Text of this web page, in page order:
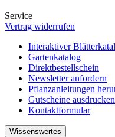
Service
Vertrag widerrufen
Interaktiver
Gartenkatalog
Direktbestellschein
Newsletter anfordern
Pflanzanleitungen
Gutscheine ausdrucken
Kontaktformular
Wissenswertes